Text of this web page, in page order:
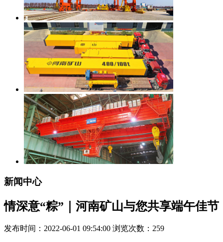
新闻中心
情深意“粽”｜河南矿山与您共享端午佳节
发布时间：2022-06-01 09:54:00 浏览次数： 259